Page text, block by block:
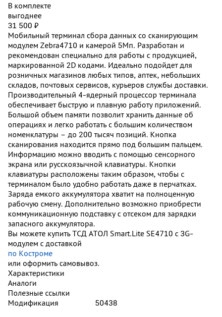
В комплекте
выгоднее
31 500 ₽
Мобильный терминал сбора данных со сканирующим
модулем Zebra4710 и камерой 5Мп. Разработан и
рекомендован специально для работы с продукцией,
маркированной 2D кодами. Идеально подойдет для
розничных магазинов любых типов, аптек, небольших
складов, почтовых сервисов, курьеров службы доставки.
Производительный 4-ядерный процессор терминала
обеспечивает быструю и плавную работу приложений.
Большой объем памяти позволит хранить данные об
операциях и легко работать с большим количеством
номенклатуры – до 200 тысяч позиций. Кнопка
сканирования находится прямо под большим пальцем.
Информацию можно вводить с помощью сенсорного
экрана или русскоязычной клавиатуры. Кнопки
клавиатуры расположены таким образом, чтобы с
терминалом было удобно работать даже в перчатках.
Заряда емкого аккумулятора хватит на полноценную
рабочую смену. Дополнительно возможно приобрести
коммуникационную подставку с отсеком для зарядки
запасного аккумулятора.
Вы можете купить ТСД АТОЛ Smart.Lite SE4710 с 3G-
модулем с доставкой
по Костроме
или оформить самовывоз.
Характеристики
Аналоги
Полезные ссылки
Модификация
50438